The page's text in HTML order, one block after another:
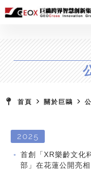
首頁 關於巨鷗
2025
首創「XR樂齡文化
部」在花蓮公開亮相